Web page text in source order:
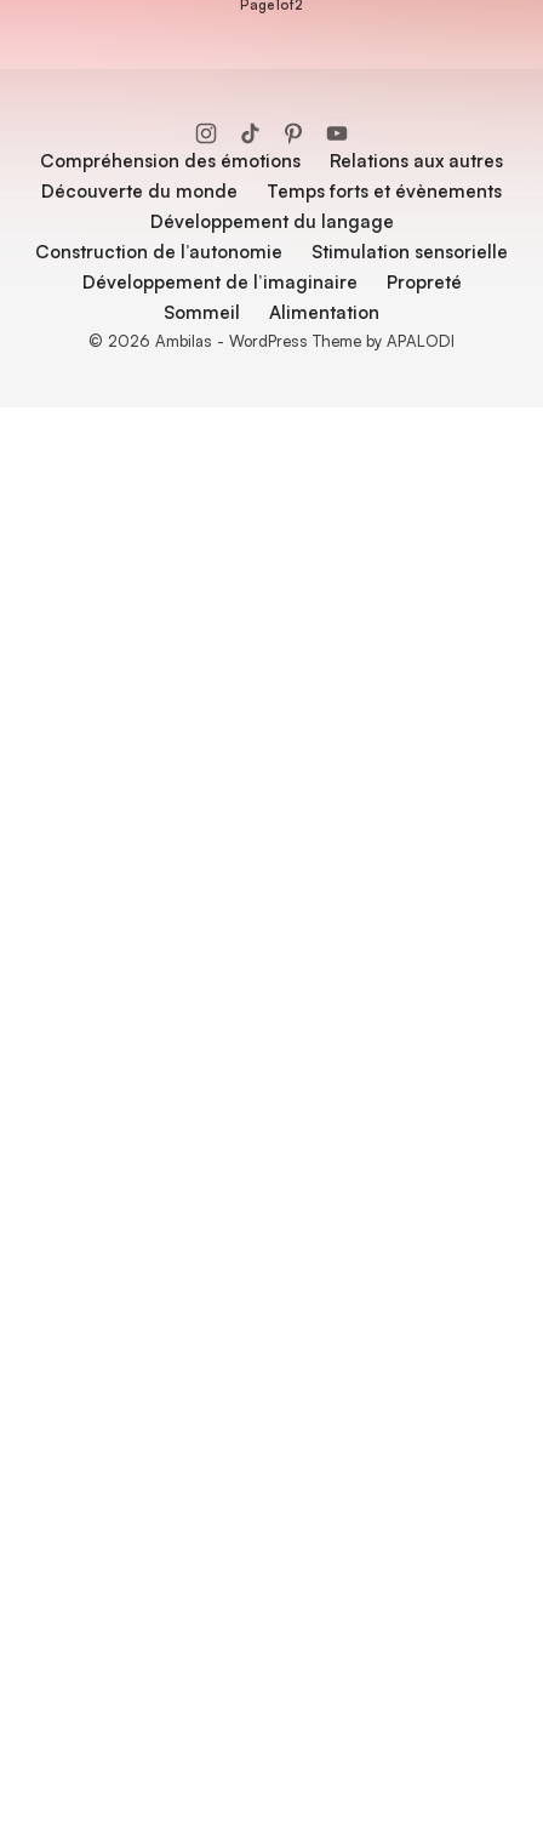
Page1of2
Compréhension des émotions
Relations aux autres
Découverte du monde
Temps forts et évènements
Développement du langage
Construction de l’autonomie
Stimulation sensorielle
Développement de l’imaginaire
Propreté
Sommeil
Alimentation
© 2026 Ambilas - WordPress Theme by APALODI